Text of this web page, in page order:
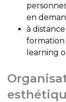
en
à
formation
learning